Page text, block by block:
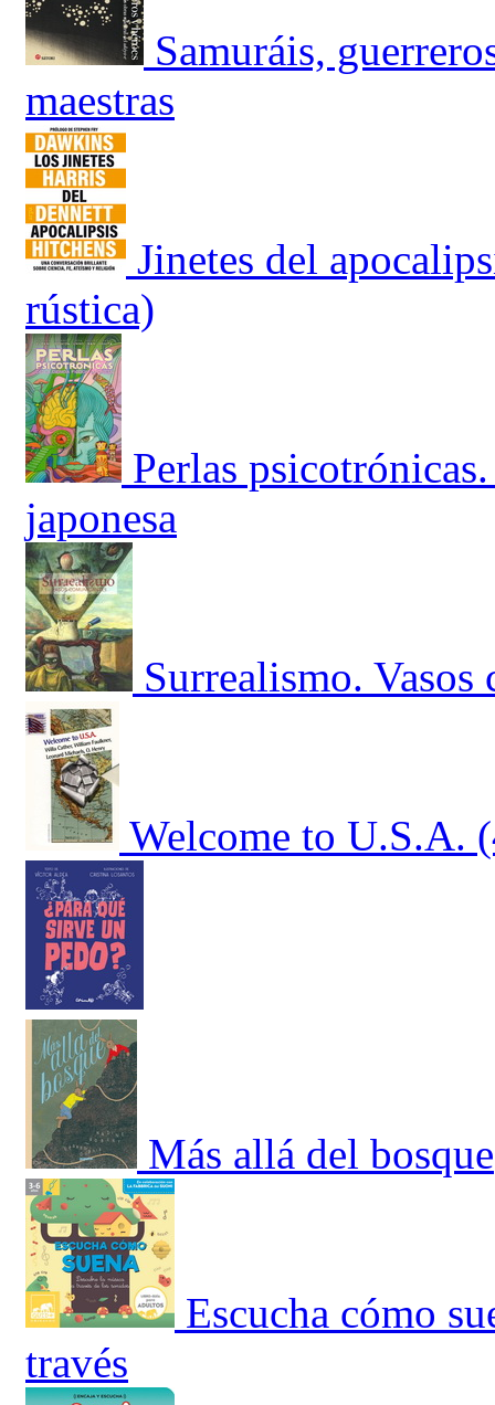
Samuráis,
maestras
Jinetes del
rústica)
Perlas
japonesa
Surrealismo. Vasos
Welcome to U.S.A.
Más allá del bosque
Escucha cómo
través